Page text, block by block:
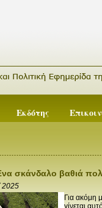
Εκδότης
σκάνδαλο βαθιά
2025
Για ακόμη
γίνεται